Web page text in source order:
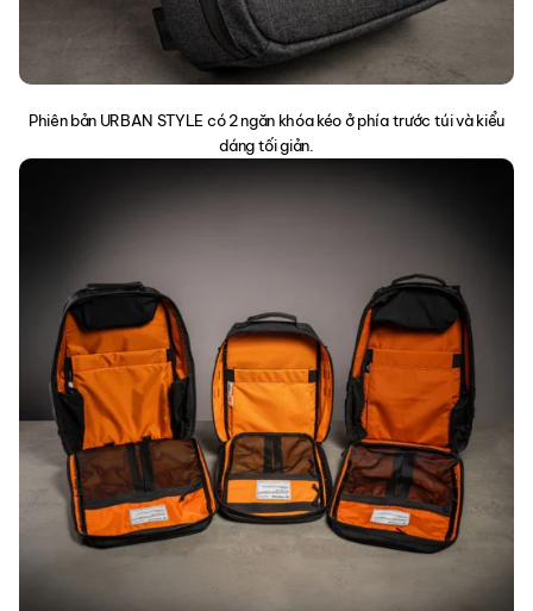
Phiên bản URBAN STYLE có 2 ngăn khóa kéo ở phía trước túi và kiểu
dáng tối giản.